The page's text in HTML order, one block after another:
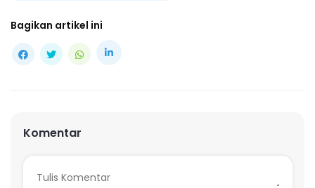
Bagikan artikel ini
Komentar